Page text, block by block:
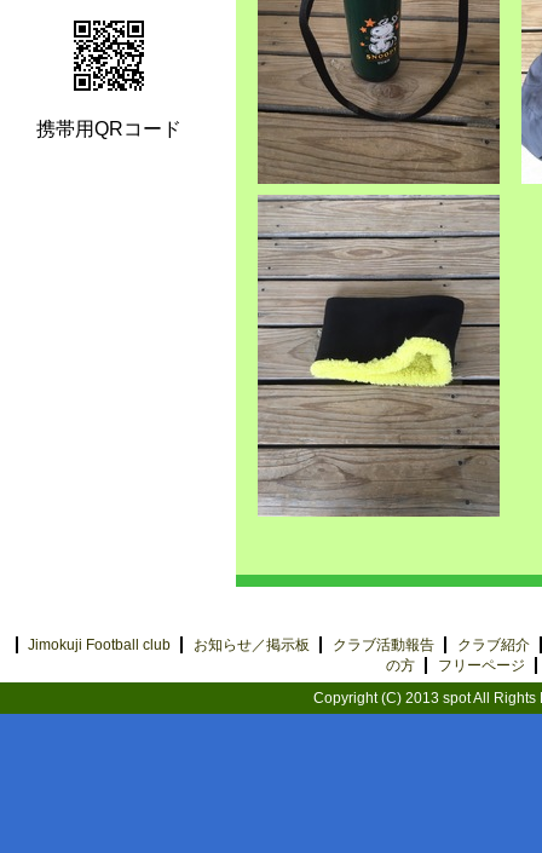
携帯用QRコード
Jimokuji Football club お知らせ／掲示板 クラブ活動報告
クラブ紹介
の方
フリーページ
Copyright (C) 2013 spot All Rights